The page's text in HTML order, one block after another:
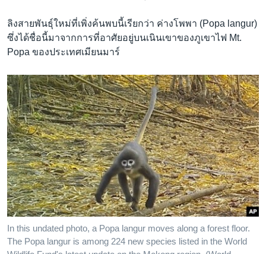
ลิงสายพันธุ์ใหม่ที่เพิ่งค้นพบนี้เรียกว่า ค่างโพพา (Popa langur)
ซึ่งได้ชื่อนี้มาจากการที่อาศัยอยู่บนเนินเขาของภูเขาไฟ Mt.
Popa ของประเทศเมียนมาร์
In this undated photo, a Popa langur moves along a forest floor.
The Popa langur is among 224 new species listed in the World